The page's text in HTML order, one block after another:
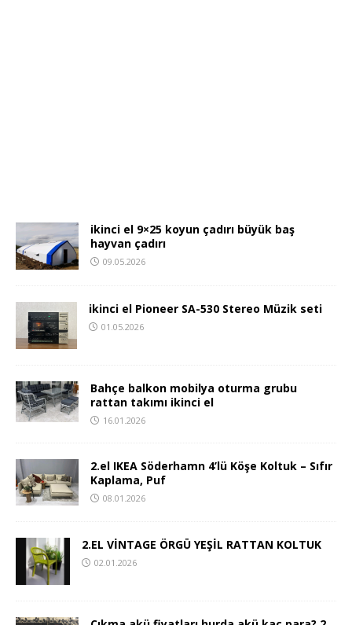
ikinci el 9×25 koyun çadırı büyük baş
hayvan çadırı
09.05.2026
ikinci el Pioneer SA-530 Stereo Müzik seti
01.05.2026
Bahçe balkon mobilya oturma grubu
rattan takımı ikinci el
16.01.2026
2.el IKEA Söderhamn 4’lü Köşe Koltuk – Sıfır
Kaplama, Puf
08.01.2026
2.EL VİNTAGE ÖRGÜ YEŞİL RATTAN KOLTUK
02.01.2026